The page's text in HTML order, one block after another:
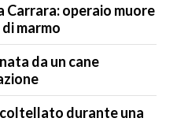
Carrara: operaio muore
marmo
da un cane
durante una